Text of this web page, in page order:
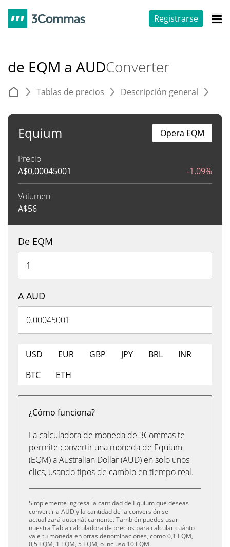
Registrarse
de EQM a AUDConverter
Tablas de precios Descripción general
Equium
Precio
A$0,00045001 -1.09%
Volumen
A$56
Opera EQM
De EQM
A AUD
USD EUR GBP JPY BRL
INR
BTC
ETH
¿Cómo funciona?
La calculadora de moneda de 3Commas te
permite convertir una moneda de Equium
(EQM) a Australian Dollar (AUD) en solo unos
clics, usando tipos de cambio en tiempo real.
Simplemente ingresa la cantidad de Equium que deseas
convertir a AUD y la cantidad de la conversión se
actualizará automáticamente. También puedes usar
nuestra Tabla calculadora de precios para calcular cuánto
vale tu moneda en otras denominaciones, como 0,1 EQM,
0,5 EQM, 1 EQM, 5 EQM, o incluso 10 EQM.